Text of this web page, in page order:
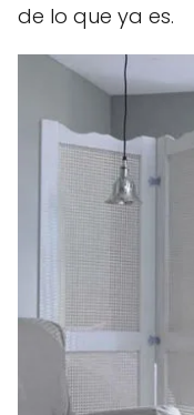
de lo que ya es.